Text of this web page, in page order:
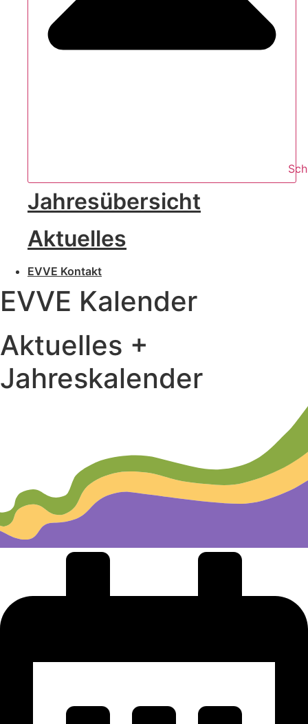
Jahresübersicht
Aktuelles
EVVE Kontakt
EVVE Kalender
Aktuelles +
Jahreskalender